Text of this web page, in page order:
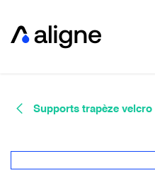
Supports trapèze velcro